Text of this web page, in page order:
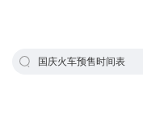
国庆火车预售时间表